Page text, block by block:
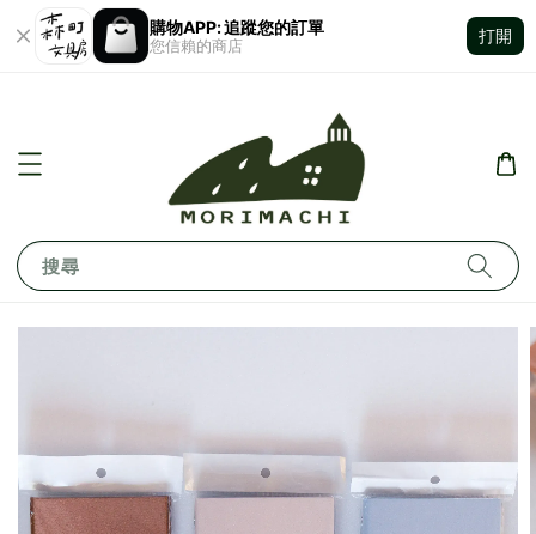
購物APP: 追蹤您的訂單
您信賴的商店
打開
搜尋